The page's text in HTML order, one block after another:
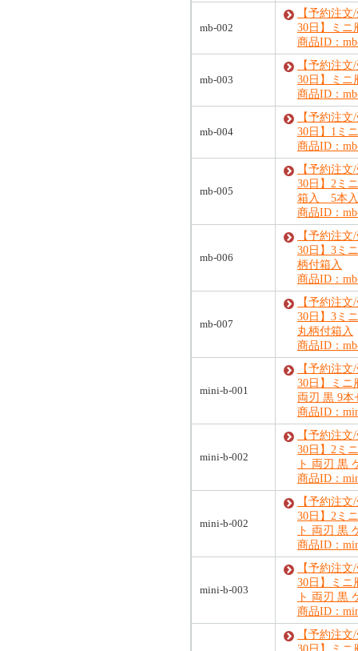
mb-002
【予約注
30日】ミニ
商品ID：
mb-003
【予約注
30日】ミニ
商品ID：
mb-004
【予約注
30日】1ミ
商品ID：
mb-005
【予約注
30日】2ミ
箱入 5本入
商品ID：
mb-006
【予約注
30日】3ミ
柄付箱入
商品ID：
mb-007
【予約注
30日】3ミ
丸柄付箱入
商品ID：
mini-b-001
【予約注
30日】ミニ
両刃 黒 9本
商品ID：
mini-b-002
【予約注
30日】2ミ
ト 両刃 黒
商品ID：
mini-b-002
【予約注
30日】2ミ
ト 両刃 黒
商品ID：
mini-b-003
【予約注
30日】ミニ
ト 両刃 黒
商品ID：
【予約注